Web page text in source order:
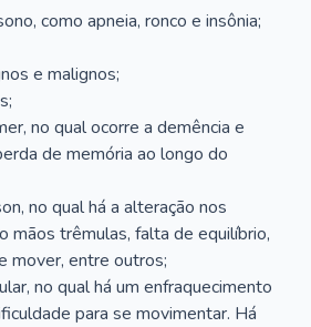
como apneia, ronco e insônia;
e malignos;
no qual ocorre a demência e
de memória ao longo do
no qual há a alteração nos
mãos trêmulas, falta de equilíbrio,
mover, entre outros;
no qual há um enfraquecimento
para se movimentar. Há